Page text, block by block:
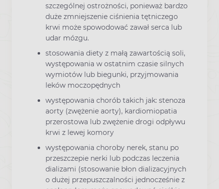
szczególnej ostrożności, ponieważ bardzo
duże zmniejszenie ciśnienia tętniczego
krwi może spowodować zawał serca lub
udar mózgu.
stosowania diety z małą zawartością soli,
występowania w ostatnim czasie silnych
wymiotów lub biegunki, przyjmowania
leków moczopędnych
występowania chorób takich jak: stenoza
aorty (zwężenie aorty), kardiomiopatia
przerostowa lub zwężenie drogi odpływu
krwi z lewej komory
występowania choroby nerek, stanu po
przeszczepie nerki lub podczas leczenia
dializami (stosowanie błon dializacyjnych
o dużej przepuszczalności jednocześnie z